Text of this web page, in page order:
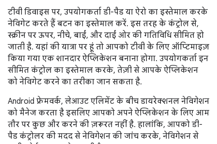
टीवी डिवाइस पर, उपयोगकर्ता डी-पैड या ऐरो का इस्तेमाल करके
नेविगेट करते हैं बटन का इस्तेमाल करें. इस तरह के कंट्रोल से,
स्क्रीन पर ऊपर, नीचे, बाईं, और दाईं ओर की गतिविधि सीमित हो
जाती है. यहां की यात्रा पर हूं तो आपको टीवी के लिए ऑप्टिमाइज़
किया गया एक शानदार ऐप्लिकेशन बनाना होगा. उपयोगकर्ता इन
सीमित कंट्रोल का इस्तेमाल करके, तेज़ी से आपके ऐप्लिकेशन
को नेविगेट करने का तरीका जान सकता है.
Android फ़्रेमवर्क, लेआउट एलिमेंट के बीच डायरेक्शनल नेविगेशन
को मैनेज करता है इसलिए आपको अपने ऐप्लिकेशन के लिए आम
तौर पर कुछ और करने की ज़रूरत नहीं है. हालांकि, आपको डी-
पैड कंट्रोलर की मदद से नेविगेशन की जांच करके, नेविगेशन से